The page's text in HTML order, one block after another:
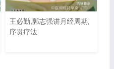
王必勤,郭志强讲月经周期,
序贯疗法